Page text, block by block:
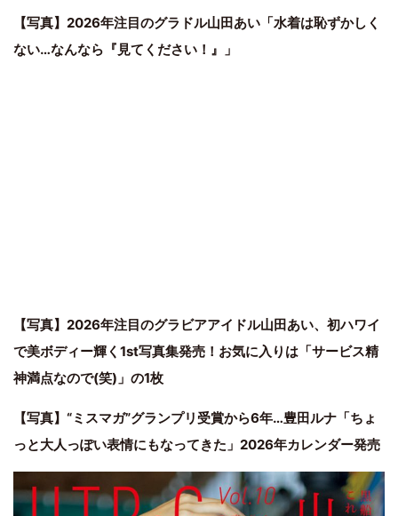
【写真】2026年注目のグラドル山田あい「水着は恥ずかしく
ない…なんなら『見てください！』」
【写真】2026年注目のグラビアアイドル山田あい、初ハワイ
で美ボディー輝く1st写真集発売！お気に入りは「サービス精
神満点なので(笑)」の1枚
【写真】“ミスマガ”グランプリ受賞から6年…豊田ルナ「ちょ
っと大人っぽい表情にもなってきた」2026年カレンダー発売